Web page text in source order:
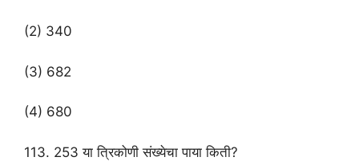
(2) 340
(3) 682
(4) 680
113. 253 या त्रिकोणी संख्येचा पाया किती?